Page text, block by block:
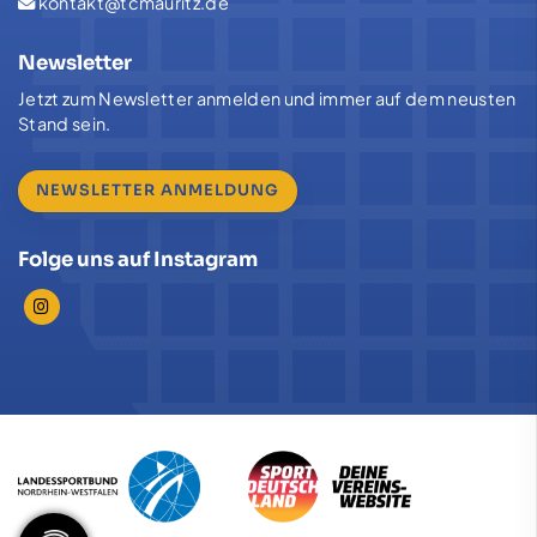
Newsletter
Jetzt zum Newsletter anmelden und immer auf dem neusten
Stand sein.
NEWSLETTER ANMELDUNG
Folge uns auf Instagram